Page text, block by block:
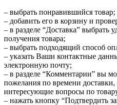
– выбрать понравившийся товар;
– добавить его в корзину и
– в разделе “Доставка” выбрать
получения товара;
– выбрать подходящий способ
– указать Ваши контактные
электронную почту;
– в разделе “Комментарии” вы
пожелания по времени доставки,
интересующие вопросы по
– нажать кнопку “Подтвердить